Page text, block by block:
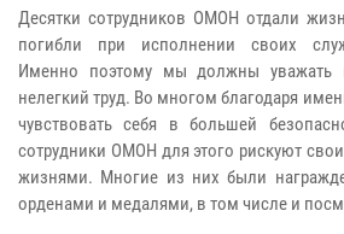
Десятки сотрудников ОМОН отдали
погибли при исполнении своих
Именно поэтому мы должны уважать
нелегкий труд. Во многом благодаря
чувствовать себя в большей
сотрудники ОМОН для этого рискуют
жизнями. Многие из них были
орденами и медалями, в том числе и